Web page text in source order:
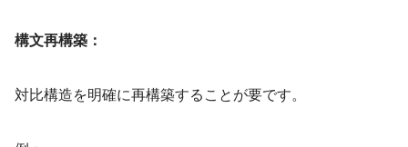
構文再構築：
対比構造を明確に再構築することが要です。